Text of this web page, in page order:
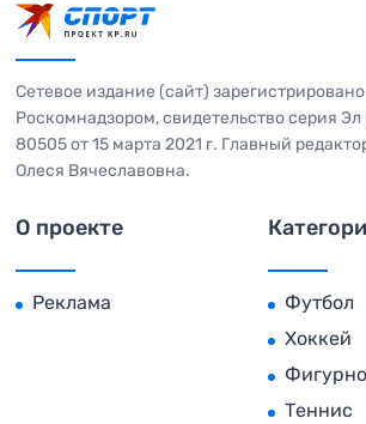
Сетевое издание (сайт) зарегистрировано
Роскомнадзором, свидетельство серия
80505 от 15 марта 2021 г. Главный
Олеся Вячеславовна.
О проекте
Реклама
Футбол
Хоккей
Теннис